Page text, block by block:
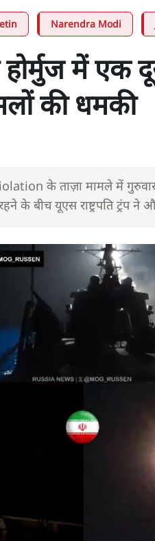
Narendra Modi
में एक
की धमकी
के ताज़ा मामले में
के बीच यूएस राष्ट्रपति ट्रंप ने